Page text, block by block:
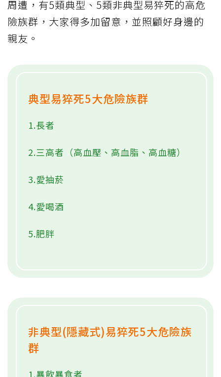
周遭，有5類典型、5類非典型易猝死的高危
險族群，大家得多加留意，並照顧好身邊的
親友。
典型易猝死5大危險族群
1.長者
2.三高者（高血壓、高血脂、高血糖）
3.愛抽菸
4.愛喝酒
5.肥胖
非典型(隱藏式)易猝死5大危險族
群
1.暴飲暴食者